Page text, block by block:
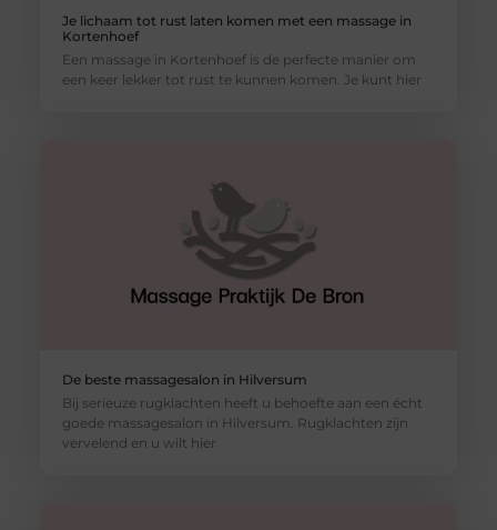
Je lichaam tot rust laten komen met een massage in
Kortenhoef
Een massage in Kortenhoef is de perfecte manier om
een keer lekker tot rust te kunnen komen. Je kunt hier
De beste massagesalon in Hilversum
Bij serieuze rugklachten heeft u behoefte aan een écht
goede massagesalon in Hilversum. Rugklachten zijn
vervelend en u wilt hier